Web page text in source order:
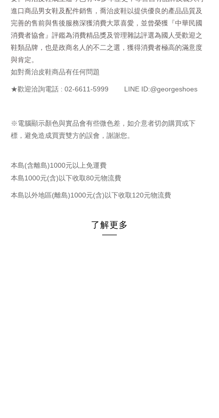
進口商品男女鞋及配件銷售，喬治皮鞋以提供優良的產品品質及
完善的售前與售後服務深獲消費大眾喜愛，並曾榮獲『中華民國
消費者協會』評鑑為消費精品獎及管理雜誌評選為國人受歡迎之
鞋類品牌，也是政商名人的不二之選，獲得消費者極高的滿意度
與肯定。
如對喬治皮鞋商品有任何問題
★歡迎洽詢電話 : 02-6611-5999 LINE ID:@georgeshoes
※電腦顯示顏色與實品會有些微色差，如介意者切勿購買或下
標，避免造成買賣雙方的誤會，謝謝您。
本島(含離島)1000元以上免運費
本島1000元(含) 以下收取80元物流費
本島以外地區(離島)1000元(含) 以下收取 120元物流費
了解更多